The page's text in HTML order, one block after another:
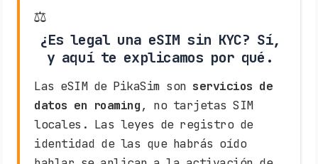
⚖️
¿Es legal una eSIM sin KYC? Sí,
y aquí te explicamos por qué.
Las eSIM de PikaSim son servicios de
datos en roaming, no tarjetas SIM
locales. Las leyes de registro de
identidad de las que habrás oído